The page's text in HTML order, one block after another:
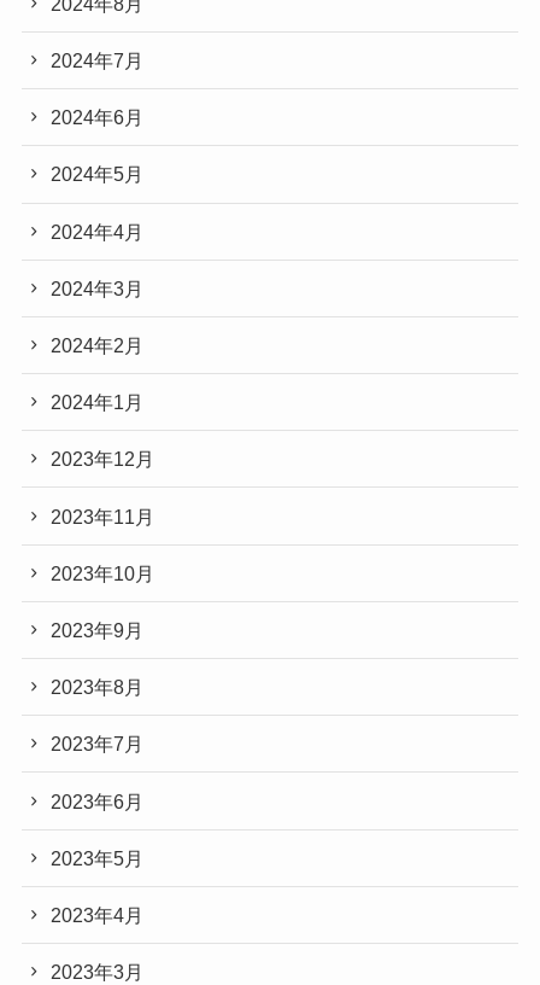
2024年7月
2024年6月
2024年5月
2024年4月
2024年3月
2024年2月
2024年1月
2023年12月
2023年11月
2023年10月
2023年9月
2023年8月
2023年7月
2023年6月
2023年5月
2023年4月
2023年3月